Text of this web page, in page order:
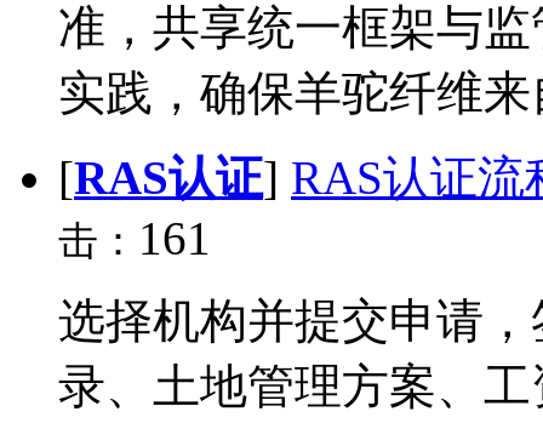
准，共享统一框架与
实践，确保羊驼纤维
[RAS认证] RAS认证流
击： 161
选择机构并提交申请
录、土地管理方案、